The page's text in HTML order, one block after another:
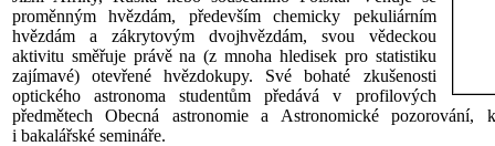
proměnným hvězdám, především chemicky pekuliárním
hvězdám a zákrytovým dvojhvězdám, svou vědeckou
aktivitu směřuje právě na (z mnoha hledisek pro statistiku
zajímavé) otevřené hvězdokupy. Své bohaté zkušenosti
optického astronoma studentům předává v profilových
předmětech Obecná astronomie a Astronomické pozorování,
i bakalářské semináře.